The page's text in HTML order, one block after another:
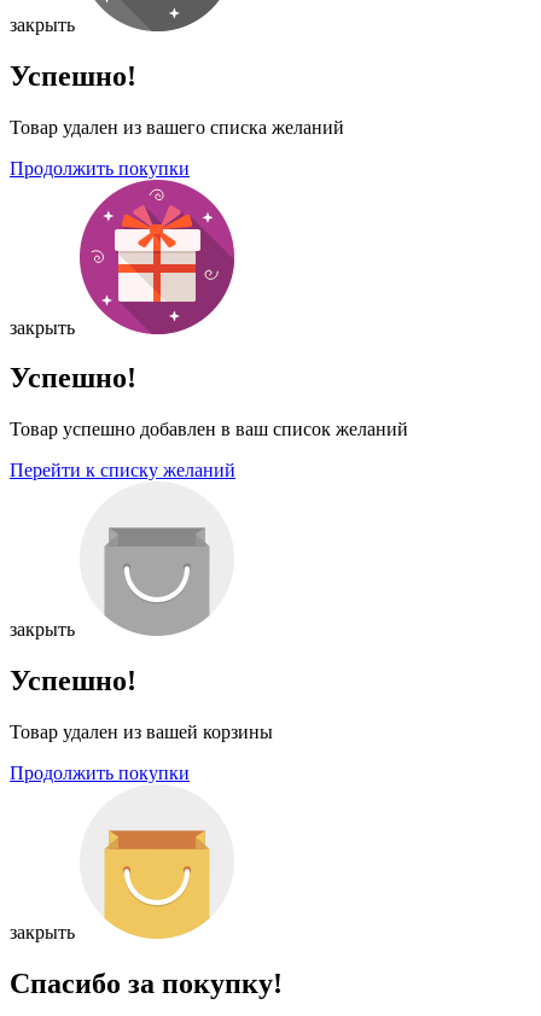
закрыть
Успешно!
Товар удален из вашего списка желаний
Продолжить покупки
закрыть
Успешно!
Товар успешно добавлен в ваш список желаний
Перейти к списку желаний
закрыть
Успешно!
Товар удален из вашей корзины
Продолжить покупки
закрыть
Спасибо за покупку!